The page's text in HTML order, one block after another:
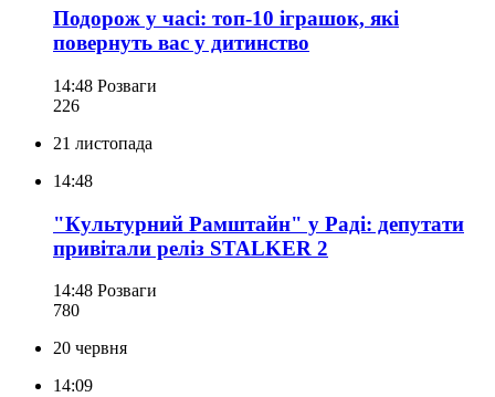
Подорож у часі: топ-10 іграшок, які
повернуть вас у дитинство
14:48 Розваги
226
21 листопада
14:48
"Культурний Рамштайн" у Раді: депутати
привітали реліз STALKER 2
14:48 Розваги
780
20 червня
14:09